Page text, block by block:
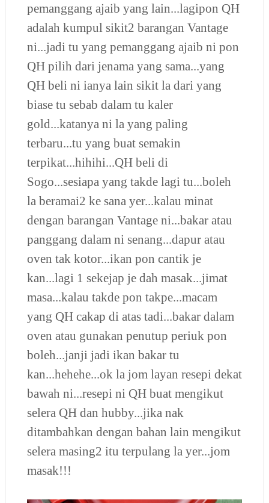
pemanggang ajaib yang lain...lagipon QH
adalah kumpul sikit2 barangan Vantage
ni...jadi tu yang pemanggang ajaib ni pon
QH pilih dari jenama yang sama...yang
QH beli ni ianya lain sikit la dari yang
biase tu sebab dalam tu kaler
gold...katanya ni la yang paling
terbaru...tu yang buat semakin
terpikat...hihihi...QH beli di
Sogo...sesiapa yang takde lagi tu...boleh
la beramai2 ke sana yer...kalau minat
dengan barangan Vantage ni...bakar atau
panggang dalam ni senang...dapur atau
oven tak kotor...ikan pon cantik je
kan...lagi 1 sekejap je dah masak...jimat
masa...kalau takde pon takpe...macam
yang QH cakap di atas tadi...bakar dalam
oven atau gunakan penutup periuk pon
boleh...janji jadi ikan bakar tu
kan...hehehe...ok la jom layan resepi dekat
bawah ni...resepi ni QH buat mengikut
selera QH dan hubby...jika nak
ditambahkan dengan bahan lain mengikut
selera masing2 itu terpulang la yer...jom
masak!!!